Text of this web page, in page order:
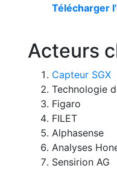
Télécharger
Acteurs
Capteur SGX
Technologie
Figaro
FILET
Alphasense
Analyses
Sensirion AG